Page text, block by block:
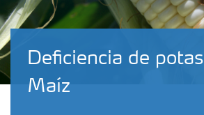
Deficiencia de
Maíz